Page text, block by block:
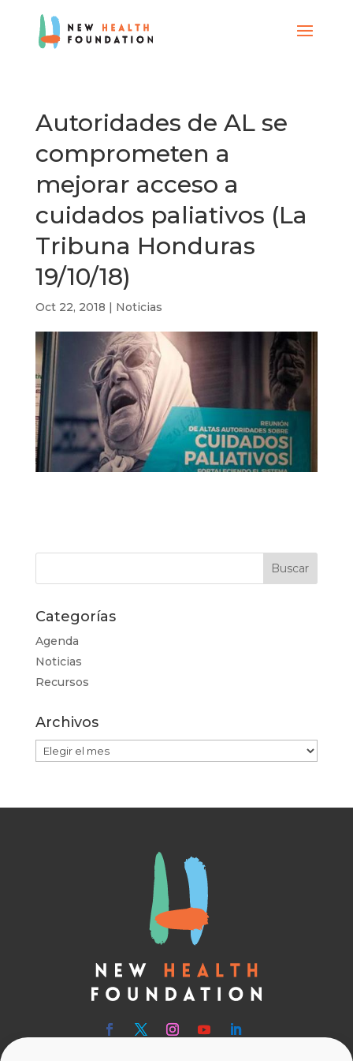
Autoridades de AL se
comprometen a
mejorar acceso a
cuidados paliativos (La
Tribuna Honduras
19/10/18)
Oct 22, 2018 | Noticias
Categorías
Agenda
Noticias
Recursos
Archivos
Archivos